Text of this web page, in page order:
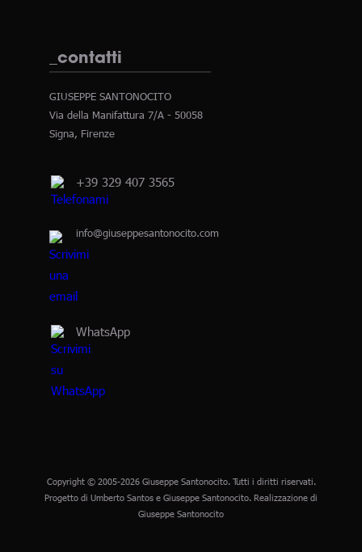
_contatti
GIUSEPPE SANTONOCITO
Via della Manifattura 7/A - 50058
Signa, Firenze
+39 329 407 3565
info@giuseppesantonocito.com
WhatsApp
Copyright © 2005-2026 Giuseppe Santonocito. Tutti i diritti riservati.
Progetto di Umberto Santos e Giuseppe Santonocito. Realizzazione di
Giuseppe Santonocito